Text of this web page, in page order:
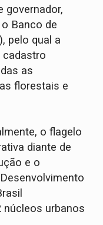
governador,
Banco de
pelo qual a
cadastro
as
florestais e
o flagelo
diante de
e o
núcleos urbanos